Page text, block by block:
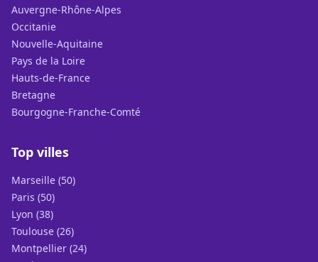
Auvergne-Rhône-Alpes
Occitanie
Nouvelle-Aquitaine
Pays de la Loire
Hauts-de-France
Bretagne
Bourgogne-Franche-Comté
Top villes
Marseille (50)
Paris (50)
Lyon (38)
Toulouse (26)
Montpellier (24)